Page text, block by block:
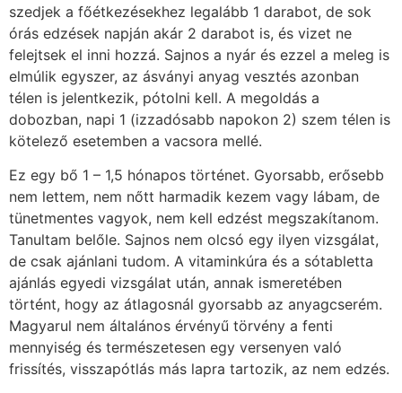
szedjek a főétkezésekhez legalább 1 darabot, de sok
órás edzések napján akár 2 darabot is, és vizet ne
felejtsek el inni hozzá. Sajnos a nyár és ezzel a meleg is
elmúlik egyszer, az ásványi anyag vesztés azonban
télen is jelentkezik, pótolni kell. A megoldás a
dobozban, napi 1 (izzadósabb napokon 2) szem télen is
kötelező esetemben a vacsora mellé.
Ez egy bő 1 – 1,5 hónapos történet. Gyorsabb, erősebb
nem lettem, nem nőtt harmadik kezem vagy lábam, de
tünetmentes vagyok, nem kell edzést megszakítanom.
Tanultam belőle. Sajnos nem olcsó egy ilyen vizsgálat,
de csak ajánlani tudom. A vitaminkúra és a sótabletta
ajánlás egyedi vizsgálat után, annak ismeretében
történt, hogy az átlagosnál gyorsabb az anyagcserém.
Magyarul nem általános érvényű törvény a fenti
mennyiség és természetesen egy versenyen való
frissítés, visszapótlás más lapra tartozik, az nem edzés.